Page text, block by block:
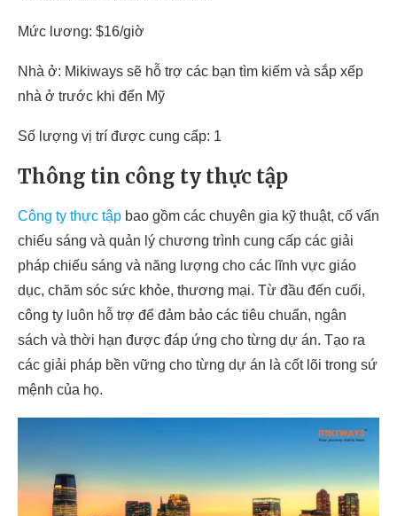
Mức lương: $16/giờ
Nhà ở: Mikiways sẽ hỗ trợ các bạn tìm kiếm và sắp xếp
nhà ở trước khi đến Mỹ
Số lượng vị trí được cung cấp: 1
Thông tin công ty thực tập
Công ty thực tập bao gồm các chuyên gia kỹ thuật, cố vấn
chiếu sáng và quản lý chương trình cung cấp các giải
pháp chiếu sáng và năng lượng cho các lĩnh vực giáo
dục, chăm sóc sức khỏe, thương mại. Từ đầu đến cuối,
công ty luôn hỗ trợ để đảm bảo các tiêu chuẩn, ngân
sách và thời hạn được đáp ứng cho từng dự án. Tạo ra
các giải pháp bền vững cho từng dự án là cốt lõi trong sứ
mệnh của họ.